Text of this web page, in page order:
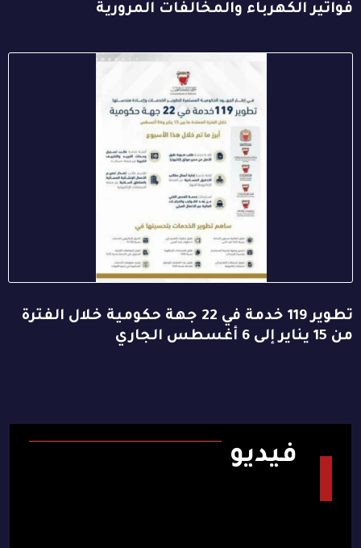
فواتير الكهرباء والمخالفات المرورية
تطوير 119 خدمة في 22 جهة حكومية خلال الفترة
من 15 يناير إلى 6 أغسطس الجاري
فيديو